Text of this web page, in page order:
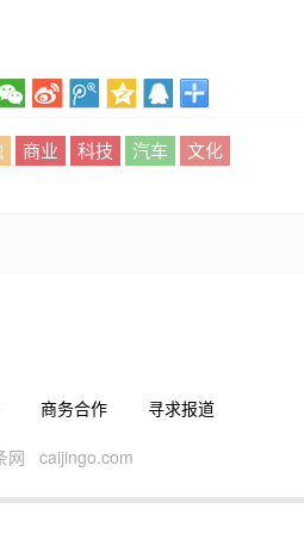
商业 科技 汽车
文化
商务合作 寻求报道
网 caijingo.com